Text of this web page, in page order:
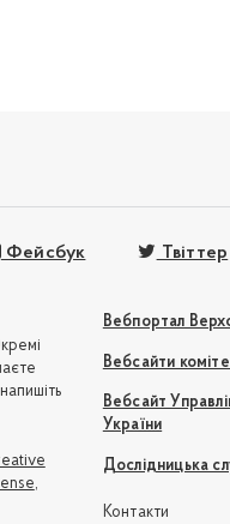
Фейсбук Твіттер
Вебпортал
Вебсайти
Вебсайт
України
Дослідницька
Контакти
,